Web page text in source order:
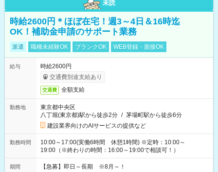
未読
時給2600円＊ほぼ在宅！週3～4日＆16時迄
OK！補助金申請のサポート業務
派遣 職種未経験OK ブランクOK WEB登録・面接OK
給与
時給2600円
交通費別途支給あり
交通費 全額支給
勤務地
東京都中央区
八丁堀(東京都)駅から徒歩2分 / 茅場町駅から徒歩6分
建設業界向けのAIサービスの提供など
勤務時間
10:00～17:00(実働6時間 休憩1時間) ※定時：10:00～
19:00（※終わりの時間：16:00～19:00で相談可！）
期間 【急募】即日～長期 ※8月～！